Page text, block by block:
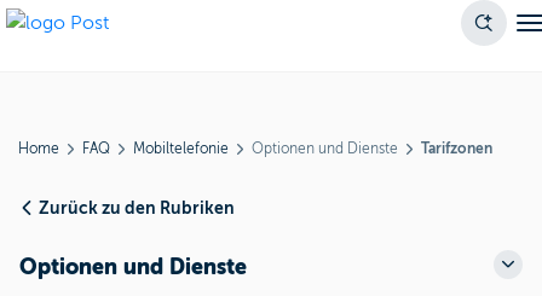
Home FAQ Mobiltelefonie Optionen und Dienste Tarifzonen
Zurück zu den Rubriken
Optionen und Dienste